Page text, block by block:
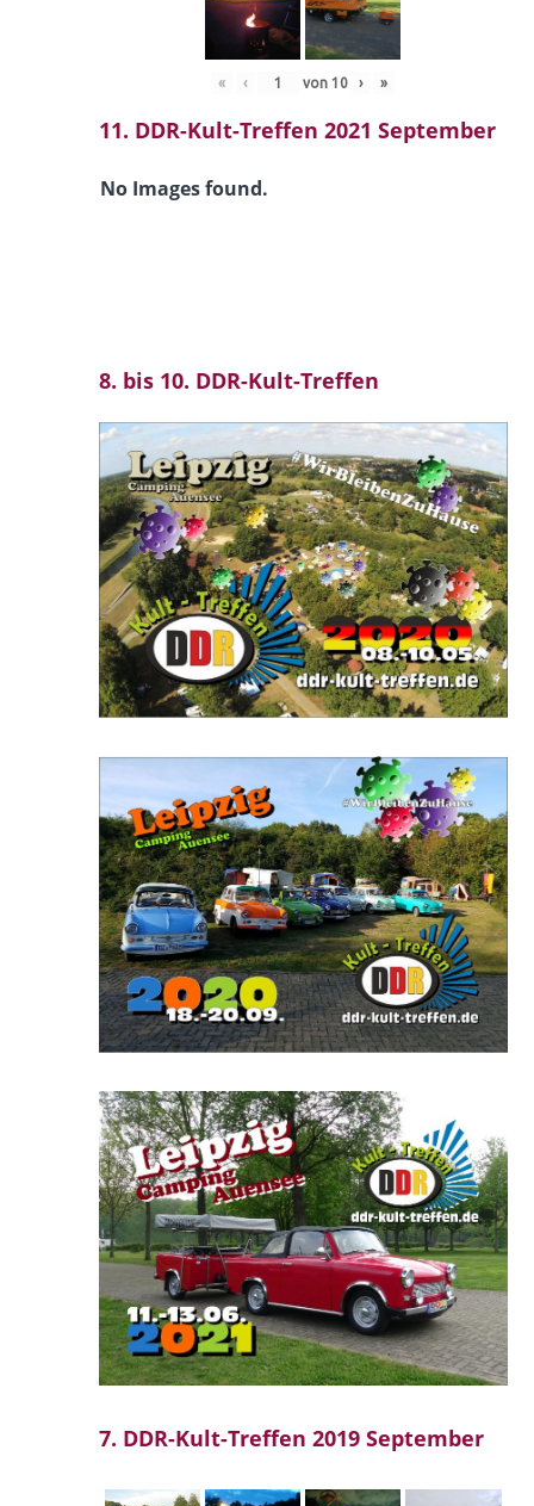
« ‹ von 10 › »
11. DDR-Kult-Treffen 2021 September
No Images found.
8. bis 10. DDR-Kult-Treffen
7. DDR-Kult-Treffen 2019 September